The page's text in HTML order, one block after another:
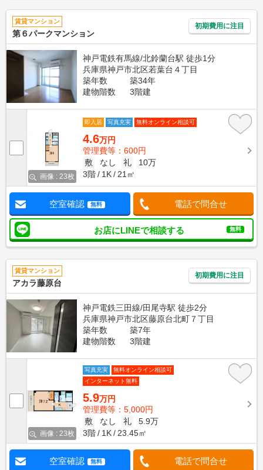
賃貸マンション
第６パークマンション
初期費用に注目
神戸電鉄有馬線/北鈴蘭台駅 徒歩1分
兵庫県神戸市北区若葉台４丁目
築年数
築34年
建物階数
3階建
画像 : 23枚
即入居 写真充実 無料オンライン相談可
4.6万円
管理費等：600円
敷
なし 礼
10万
3階
1K 21㎡
空室確認 無料 電話で問合せ
お店にLINEで相談する 無料
賃貸マンション
アカラ藤原台
初期費用に注目
神戸電鉄三田線/田尾寺駅 徒歩2分
兵庫県神戸市北区藤原台北町７丁目
築年数
築7年
建物階数
3階建
画像 : 23枚
写真充実
無料オンライン相談可
インターネット無料
5.9万円
管理費等：5,000円
敷
なし 礼
5.9万
3階
1K 23.45㎡
空室確認 無料 電話で問合せ